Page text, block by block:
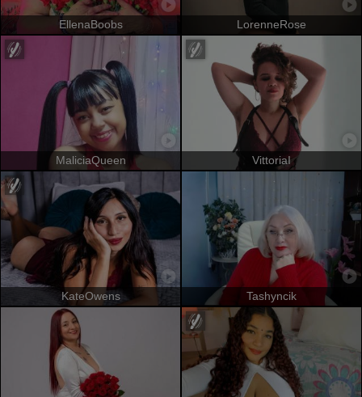
EllenaBoobs LorenneRose
MaliciaQueen VittoriaI
KateOwens Tashyncik